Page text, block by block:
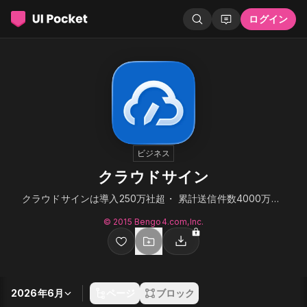
ログイン
ビジネス
クラウドサイン
クラウドサインは導入250万社超・ 累計送信件数4000万件超の国内シェアNo.1電子契約。
© 2015 Bengo4.com,Inc.
2026年6月 ブロック